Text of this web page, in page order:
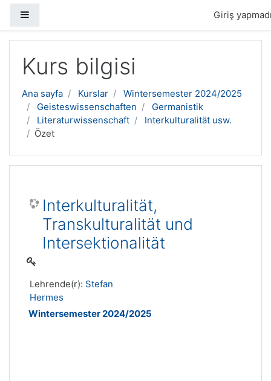
Giriş
Kurs bilgisi
Ana sayfa Kurslar
Wintersemester 2024/2025
Geisteswissenschaften
Germanistik
Literaturwissenschaft
Interkulturalität usw.
Özet
Interkulturalität,
Transkulturalität und
Intersektionalität
Lehrende(r): Stefan
Hermes
Wintersemester 2024/2025